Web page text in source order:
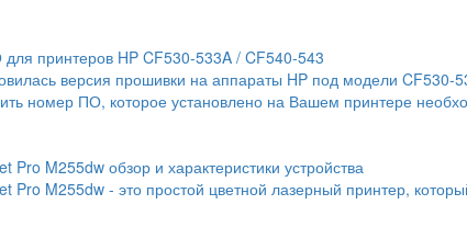
принтеров HP CF530-533A / CF540-543
версия прошивки на аппараты HP под модели CF530-
номер ПО, которое установлено на Вашем принтере
Pro M255dw обзор и характеристики устройства
Pro M255dw - это простой цветной лазерный принтер,